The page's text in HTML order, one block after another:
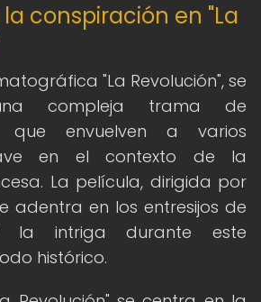
conspiración en "La
"La Revolución", se
compleja trama de
que envuelven a varios
en el contexto de la
La película, dirigida por
adentra en los entresijos de
intriga durante este
histórico.